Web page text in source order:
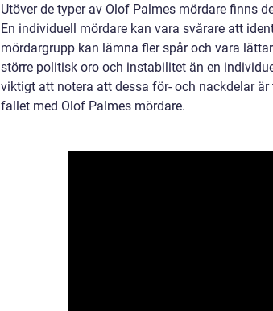
Utöver de typer av Olof Palmes mördare finns
En individuell mördare kan vara svårare att
mördargrupp kan lämna fler spår och vara
större politisk oro och instabilitet än en
viktigt att notera att dessa för- och nackdelar
fallet med Olof Palmes mördare.